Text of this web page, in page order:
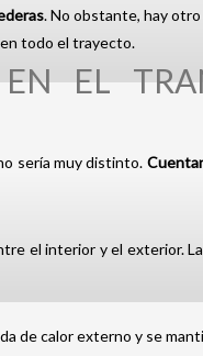
. No obstante, hay
todo el trayecto.
EL
sería muy distinto.
el interior y el exterior.
de calor externo y se